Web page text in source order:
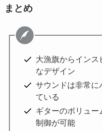
まとめ
大漁旗からインス
なデザイン
サウンドは非常に
ている
ギターのボリュー
制御が可能